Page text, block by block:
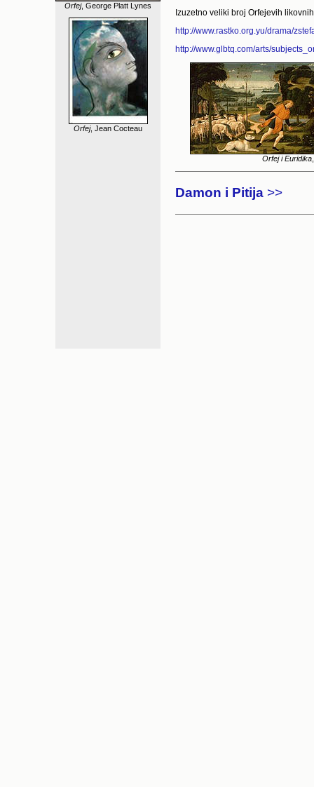
Orfej, George Platt Lynes
Orfej, Jean Cocteau
Izuzetno veliki broj Orfejevih
http://www.rastko.org.yu/drama/
http://www.glbtq.com/arts/
Orfej i Euridika
Damon i Pitija >>